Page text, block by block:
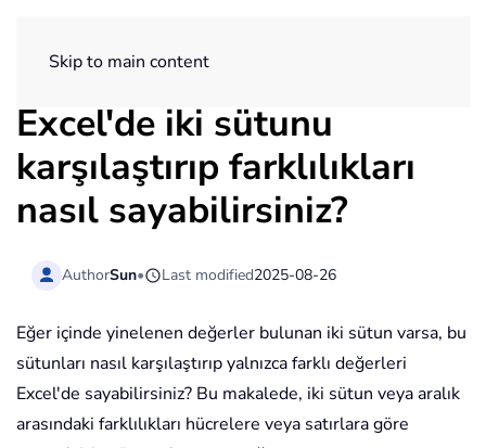
Skip to main content
Excel'de iki sütunu
karşılaştırıp farklılıkları
nasıl sayabilirsiniz?
AuthorSun• Last modified2025-08-26
Eğer içinde yinelenen değerler bulunan iki sütun varsa, bu
sütunları nasıl karşılaştırıp yalnızca farklı değerleri
Excel'de sayabilirsiniz? Bu makalede, iki sütun veya aralık
arasındaki farklılıkları hücrelere veya satırlara göre